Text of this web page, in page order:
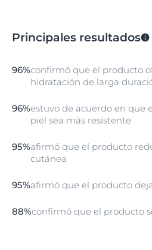
Principales resultados
96%confirmó que el producto
hidratación de larga
96%estuvo de acuerdo en que
piel sea más resistente
95%afirmó que el producto
cutánea
95%afirmó que el producto
88%confirmó que el producto